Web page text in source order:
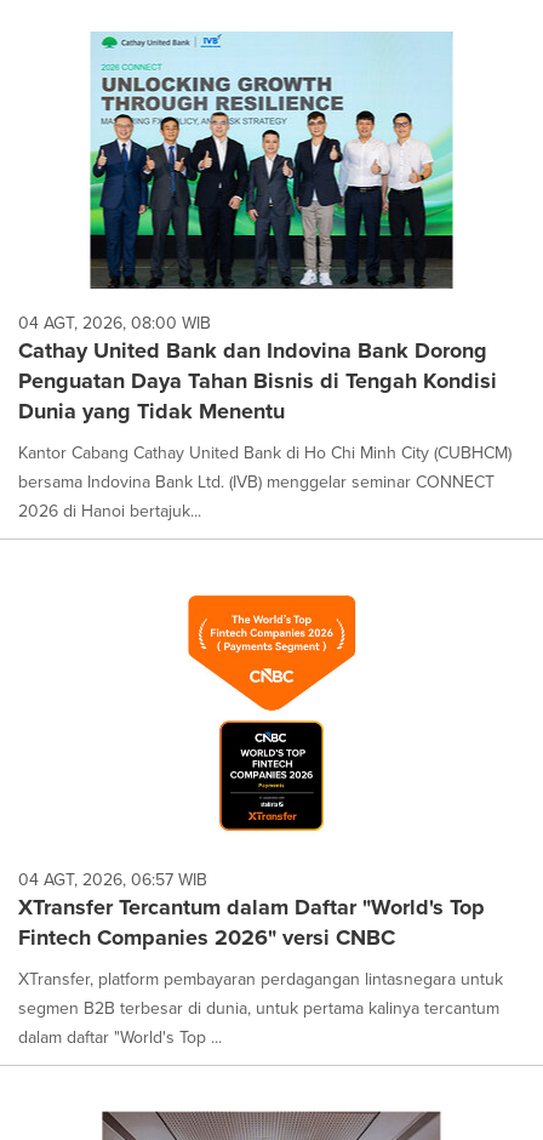
04 AGT, 2026, 08:00 WIB
Cathay United Bank dan Indovina Bank Dorong
Penguatan Daya Tahan Bisnis di Tengah Kondisi
Dunia yang Tidak Menentu
Kantor Cabang Cathay United Bank di Ho Chi Minh City (CUBHCM)
bersama Indovina Bank Ltd. (IVB) menggelar seminar CONNECT
2026 di Hanoi bertajuk...
04 AGT, 2026, 06:57 WIB
XTransfer Tercantum dalam Daftar "World's Top
Fintech Companies 2026" versi CNBC
XTransfer, platform pembayaran perdagangan lintasnegara untuk
segmen B2B terbesar di dunia, untuk pertama kalinya tercantum
dalam daftar "World's Top ...